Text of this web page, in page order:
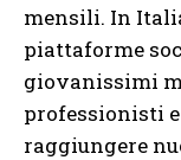
mensili. In
piattaforme
giovanissimi
professionisti
raggiungere